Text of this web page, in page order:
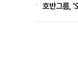
호반그룹, '